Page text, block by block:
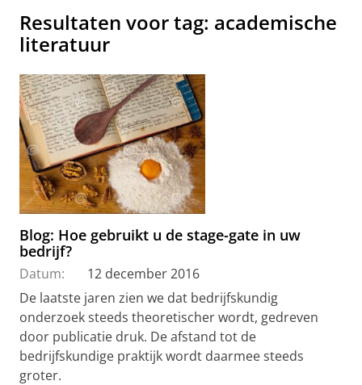
Resultaten voor tag: academische
literatuur
Blog: Hoe gebruikt u de stage-gate in uw
bedrijf?
Datum:
12 december 2016
De laatste jaren zien we dat bedrijfskundig
onderzoek steeds theoretischer wordt, gedreven
door publicatie druk. De afstand tot de
bedrijfskundige praktijk wordt daarmee steeds
groter.